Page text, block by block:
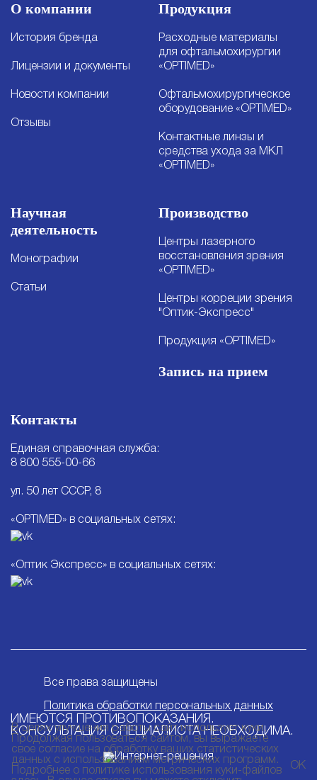
О компании
История бренда
Лицензии и документы
Новости компании
Отзывы
Продукция
Расходные материалы
для офтальмохирургии
«OPTIMED»
Офтальмохирургическое
оборудование «OPTIMED»
Контактные линзы и
средства ухода за МКЛ
«OPTIMED»
Научная
деятельность
Монографии
Статьи
Производство
Центры лазерного
восстановления зрения
«OPTIMED»
Центры корреции зрения
"Оптик-Экспресс"
Продукция «OPTIMED»
Запись на прием
Контакты
Единая справочная служба:
8 800 555-00-66
ул. 50 лет СССР, 8
«OPTIMED» в социальных сетях:
«Оптик Экспресс» в социальных сетях:
Все права защищены
Политика обработки персональных данных
ИМЕЮТСЯ ПРОТИВОПОКАЗАНИЯ.
КОНСУЛЬТАЦИЯ СПЕЦИАЛИСТА НЕОБХОДИМА.
В целях улучшения работы сайт использует куки.
Продолжая пользоваться сайтом, вы выражаете
свое согласие на обработку ваших статистических
данных с использованием метрических программ.
Подробнее о политике использования куки-файлов
ОК